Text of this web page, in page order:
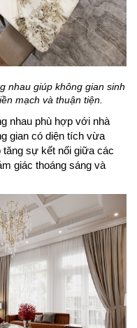
nhau giúp không gian sinh
mạch và thuận tiện.
nhau phù hợp với nhà
gian có diện tích vừa
sự kết nối giữa các
giác thoáng sáng và